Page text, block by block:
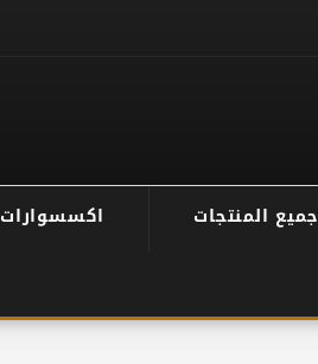
جميع المنتجات اكسسوارات